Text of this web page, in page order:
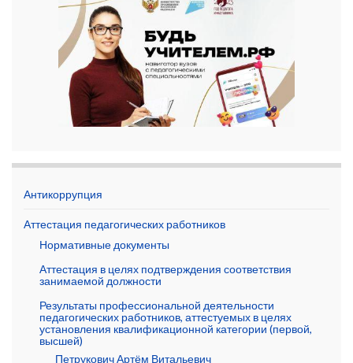
Антикоррупция
Аттестация педагогических работников
Нормативные документы
Аттестация в целях подтверждения соответствия
занимаемой должности
Результаты профессиональной деятельности
педагогических работников, аттестуемых в целях
установления квалификационной категории (первой,
высшей)
Петрукович Артём Витальевич